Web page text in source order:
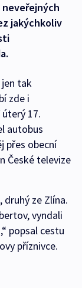
jakýchkoliv
tak
zde i
17.
autobus
přes obecní
České televize
druhý ze Zlína.
vyndali
popsal cestu
příznivce.